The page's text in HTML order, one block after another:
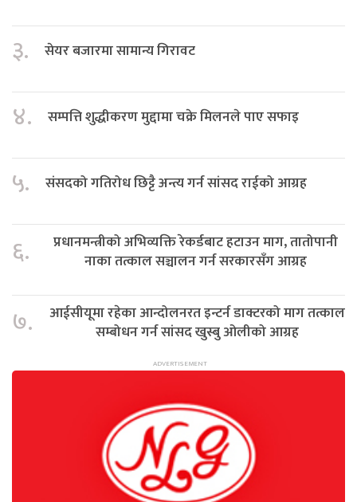
३. सेयर बजारमा सामान्य गिरावट
४. सम्पत्ति शुद्धीकरण मुद्दामा चक्रे मिलनले पाए सफाइ
५. संसदको गतिरोध छिट्टै अन्त्य गर्न सांसद राईको आग्रह
६.
प्रधानमन्त्रीको अभिव्यक्ति रेकर्डबाट हटाउन माग, तातोपानी
नाका तत्काल सञ्चालन गर्न सरकारसँग आग्रह
७.
आईसीयूमा रहेका आन्दोलनरत इन्टर्न डाक्टरको माग तत्काल
सम्बोधन गर्न सांसद खुस्बु ओलीको आग्रह